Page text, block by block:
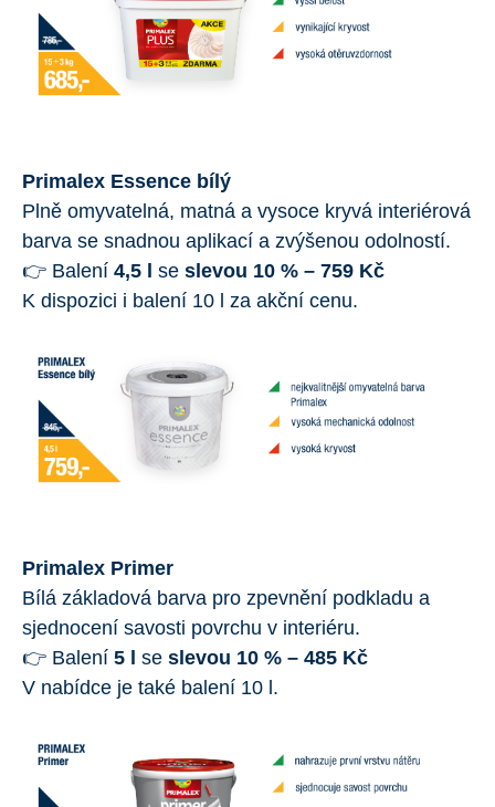
Primalex Essence bílý
Plně omyvatelná, matná a vysoce kryvá interiérová
barva se snadnou aplikací a zvýšenou odolností.
👉 Balení 4,5 l se slevou 10 % – 759 Kč
K dispozici i balení 10 l za akční cenu.
Primalex Primer
Bílá základová barva pro zpevnění podkladu a
sjednocení savosti povrchu v interiéru.
👉 Balení 5 l se slevou 10 % – 485 Kč
V nabídce je také balení 10 l.